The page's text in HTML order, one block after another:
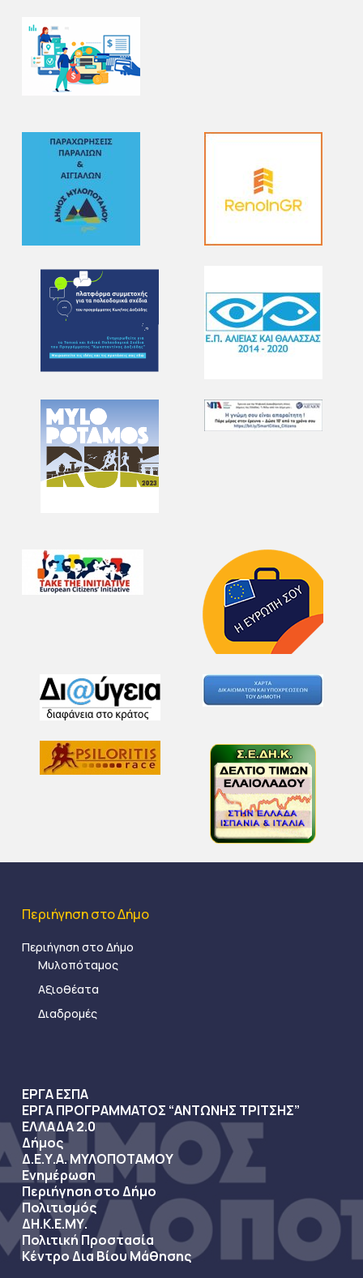
Περιήγηση στο Δήμο
Περιήγηση στο Δήμο
Μυλοπόταμος
Αξιοθέατα
Διαδρομές
ΕΡΓΑ ΕΣΠΑ
ΕΡΓΑ ΠΡΟΓΡΑΜΜΑΤΟΣ “ΑΝΤΩΝΗΣ ΤΡΙΤΣΗΣ”
ΕΛΛΑΔΑ 2.0
Δήμος
Δ.Ε.Υ.Α. ΜΥΛΟΠΟΤΑΜΟΥ
Ενημέρωση
Περιήγηση στο Δήμο
Πολιτισμός
ΔΗ.Κ.Ε.ΜΥ.
Πολιτική Προστασία
Κέντρο Δια Βίου Μάθησης